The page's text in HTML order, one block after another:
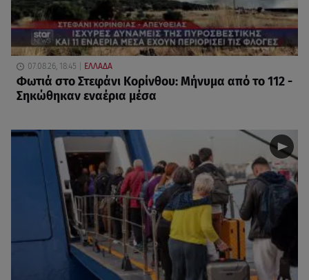
07.08.26, 18:45 ΕΛΛΑΔΑ
Φωτιά στο Στεφάνι Κορίνθου: Μήνυμα από το 112 -
Σηκώθηκαν εναέρια μέσα